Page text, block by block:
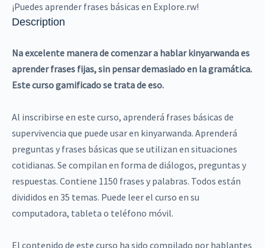
¡Puedes aprender frases básicas en Explore.rw!
Description
Na excelente manera de comenzar a hablar kinyarwanda es
aprender frases fijas, sin pensar demasiado en la gramática.
Este curso gamificado se trata de eso.
Al inscribirse en este curso, aprenderá frases básicas de
supervivencia que puede usar en kinyarwanda. Aprenderá
preguntas y frases básicas que se utilizan en situaciones
cotidianas. Se compilan en forma de diálogos, preguntas y
respuestas. Contiene 1150 frases y palabras. Todos están
divididos en 35 temas. Puede leer el curso en su
computadora, tableta o teléfono móvil.
El contenido de este curso ha sido compilado por hablantes